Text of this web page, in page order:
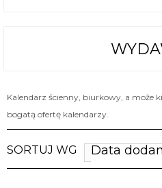
Kalendarz ścienny, biurkowy, a może
bogatą ofertę kalendarzy.
SORTUJ WG